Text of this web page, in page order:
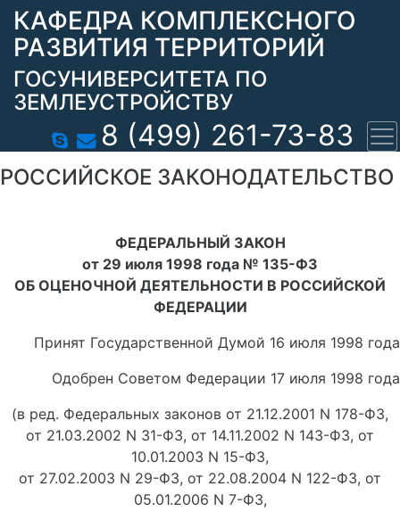
КАФЕДРА КОМПЛЕКСНОГО
РАЗВИТИЯ ТЕРРИТОРИЙ
ГОСУНИВЕРСИТЕТА ПО
ЗЕМЛЕУСТРОЙСТВУ
8 (499) 261-73-83
РОССИЙСКОЕ ЗАКОНОДАТЕЛЬСТВО
ФЕДЕРАЛЬНЫЙ ЗАКОН
от 29 июля 1998 года № 135-ФЗ
ОБ ОЦЕНОЧНОЙ ДЕЯТЕЛЬНОСТИ В РОССИЙСКОЙ
ФЕДЕРАЦИИ
Принят Государственной Думой 16 июля 1998 года
Одобрен Советом Федерации 17 июля 1998 года
(в ред. Федеральных законов от 21.12.2001 N 178-ФЗ,
от 21.03.2002 N 31-ФЗ, от 14.11.2002 N 143-ФЗ, от
10.01.2003 N 15-ФЗ,
от 27.02.2003 N 29-ФЗ, от 22.08.2004 N 122-ФЗ, от
05.01.2006 N 7-ФЗ,